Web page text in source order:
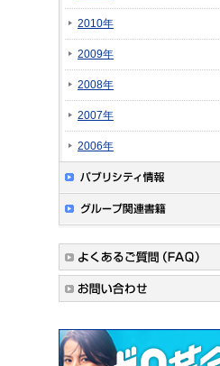
2010年
2009年
2008年
2007年
2006年